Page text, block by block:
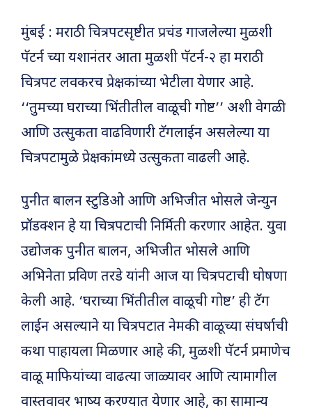
मुंबई : मराठी चित्रपटसृष्टीत प्रचंड गाजलेल्या मुळशी
पॅटर्न च्या यशानंतर आता मुळशी पॅटर्न-२ हा मराठी
चित्रपट लवकरच प्रेक्षकांच्या भेटीला येणार आहे.
‘‘तुमच्या घराच्या भिंतीतील वाळूची गोष्ट’’ अशी वेगळी
आणि उत्सुकता वाढविणारी टॅगलाईन असलेल्या या
चित्रपटामुळे प्रेक्षकांमध्ये उत्सुकता वाढली आहे.
पुनीत बालन स्टुडिओ आणि अभिजीत भोसले जेन्युन
प्रॉडक्शन हे या चित्रपटाची निर्मिती करणार आहेत. युवा
उद्योजक पुनीत बालन, अभिजीत भोसले आणि
अभिनेता प्रविण तरडे यांनी आज या चित्रपटाची घोषणा
केली आहे. ‘घराच्या भिंतीतील वाळूची गोष्ट’ ही टॅग
लाईन असल्याने या चित्रपटात नेमकी वाळूच्या संघर्षाची
कथा पाहायला मिळणार आहे की, मुळशी पॅटर्न प्रमाणेच
वाळू माफियांच्या वाढत्या जाळ्यावर आणि त्यामागील
वास्तवावर भाष्य करण्यात येणार आहे, का सामान्य